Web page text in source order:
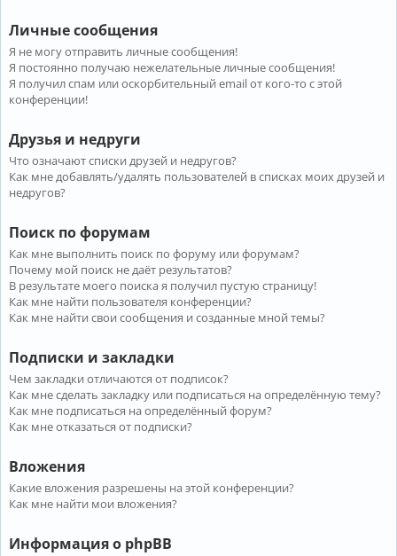
Личные сообщения
Я не могу отправить личные сообщения!
Я постоянно получаю нежелательные личные сообщения!
Я получил спам или оскорбительный email от кого-то с этой
конференции!
Друзья и недруги
Что означают списки друзей и недругов?
Как мне добавлять/удалять пользователей в списках моих друзей и
недругов?
Поиск по форумам
Как мне выполнить поиск по форуму или форумам?
Почему мой поиск не даёт результатов?
В результате моего поиска я получил пустую страницу!
Как мне найти пользователя конференции?
Как мне найти свои сообщения и созданные мной темы?
Подписки и закладки
Чем закладки отличаются от подписок?
Как мне сделать закладку или подписаться на определённую тему?
Как мне подписаться на определённый форум?
Как мне отказаться от подписки?
Вложения
Какие вложения разрешены на этой конференции?
Как мне найти мои вложения?
Информация о phpBB